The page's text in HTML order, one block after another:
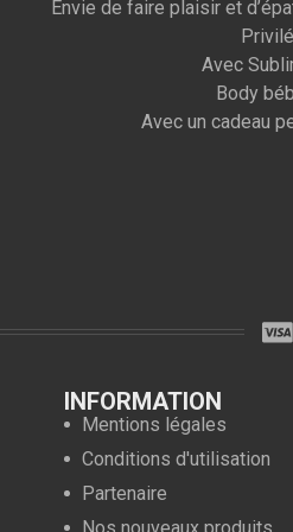
Envie de faire plaisir et
Avec
Body
Avec un cadeau
INFORMATION
Mentions légales
Conditions d'utilisation
Partenaire